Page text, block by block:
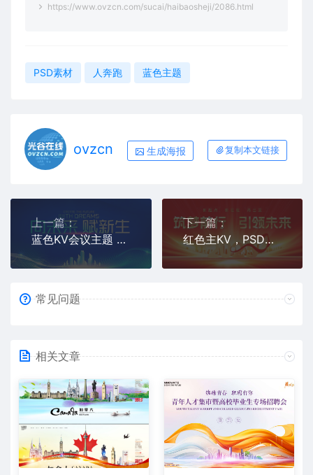
https://www.ovzcn.com/sucai/haibaosheji/2086.html
PSD素材 人奔跑 蓝色主题
ovzcn 生成海报 复制本文链接
上一篇：
蓝色KV会议主题 PSD分层
下一篇：
红色主KV，PSD分层活动主题
常见问题
相关文章